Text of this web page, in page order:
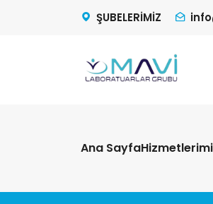
ŞUBELERİMİZ
Ana Sayfa